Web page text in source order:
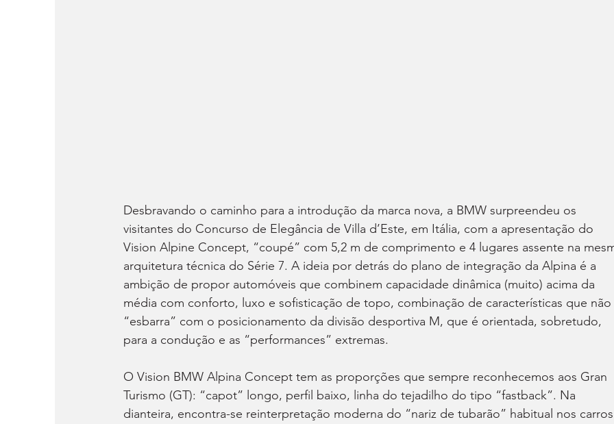
Desbravando o caminho para a introdução da marca nova, a BMW surpreendeu os
visitantes do Concurso de Elegância de Villa d’Este, em Itália, com a apresentação do
Vision Alpine Concept, “coupé” com 5,2 m de comprimento e 4 lugares assente na
arquitetura técnica do Série 7. A ideia por detrás do plano de integração da Alpina é a
ambição de propor automóveis que combinem capacidade dinâmica (muito) acima da
média com conforto, luxo e sofisticação de topo, combinação de características que não
“esbarra” com o posicionamento da divisão desportiva M, que é orientada, sobretudo,
para a condução e as “performances” extremas.
O Vision BMW Alpina Concept tem as proporções que sempre reconhecemos aos Gran
Turismo (GT): “capot” longo, perfil baixo, linha do tejadilho do tipo “fastback”. Na
dianteira, encontra-se reinterpretação moderna do “nariz de tubarão” habitual nos carros